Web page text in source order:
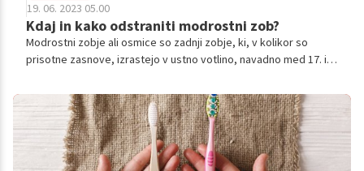
19. 06. 2023 05.00
Kdaj in kako odstraniti modrostni zob?
Modrostni zobje ali osmice so zadnji zobje, ki, v kolikor so
prisotne zasnove, izrastejo v ustno votlino, navadno med 17. in